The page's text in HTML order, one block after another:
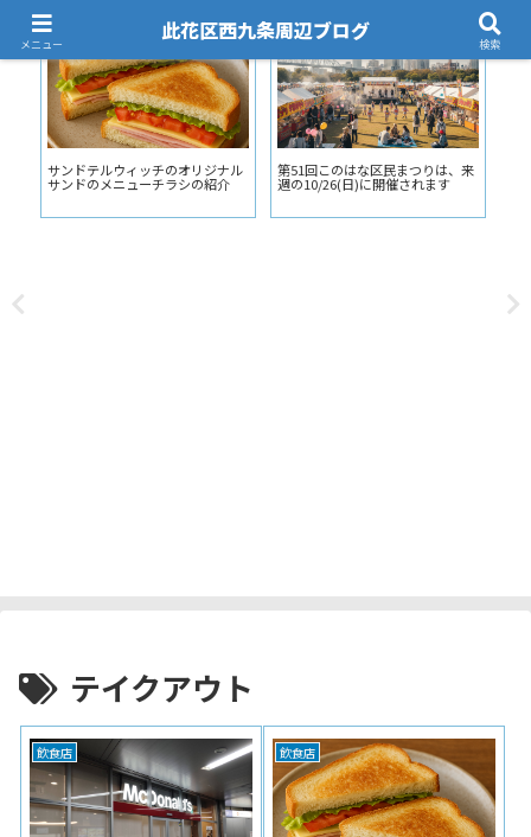
飲食店
大衆とり酒場 とりいちず 西九条
店がJR西九条駅前にオープンしま
鉄道(JR/阪神)
JR西九条駅の東側の壁画アートを
要チェック！
テイクアウト
飲食店 飲食店
メニュー
此花区西九条周辺ブログ
検索